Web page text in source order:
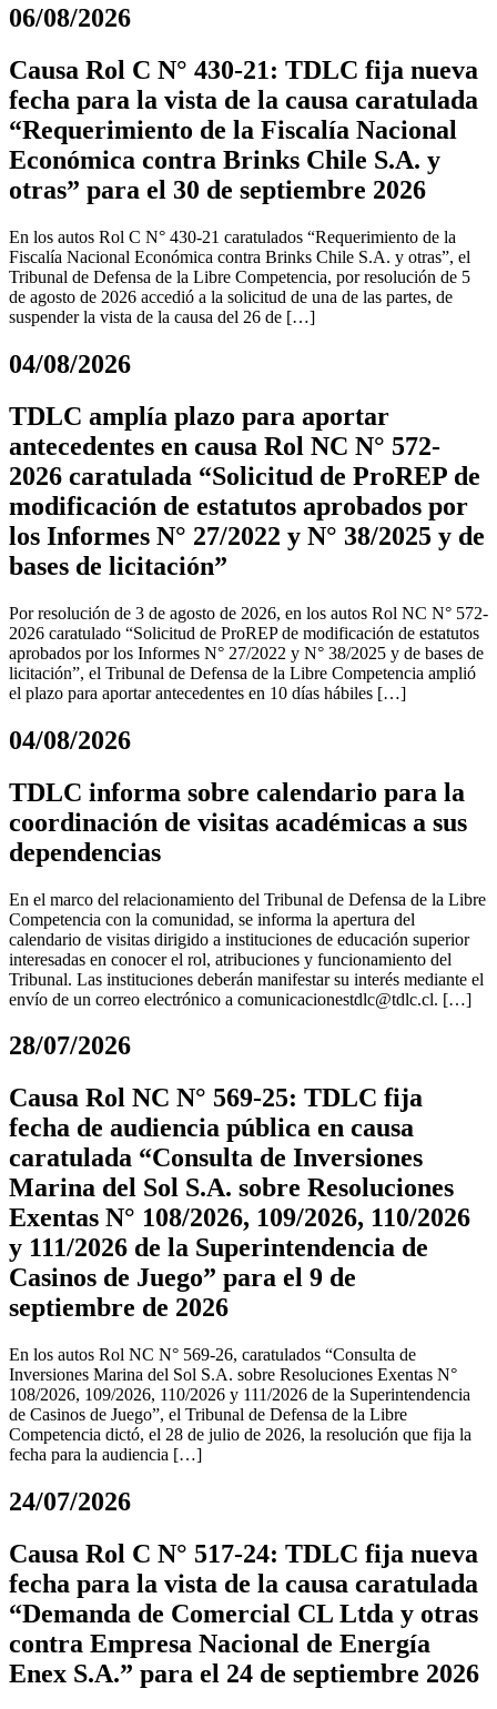
06/08/2026
Causa Rol C N° 430-21: TDLC fija nueva
fecha para la vista de la causa caratulada
“Requerimiento de la Fiscalía Nacional
Económica contra Brinks Chile S.A. y
otras” para el 30 de septiembre 2026
En los autos Rol C N° 430-21 caratulados “Requerimiento de la
Fiscalía Nacional Económica contra Brinks Chile S.A. y otras”, el
Tribunal de Defensa de la Libre Competencia, por resolución de 5
de agosto de 2026 accedió a la solicitud de una de las partes, de
suspender la vista de la causa del 26 de […]
04/08/2026
TDLC amplía plazo para aportar
antecedentes en causa Rol NC N° 572-
2026 caratulada “Solicitud de ProREP de
modificación de estatutos aprobados por
los Informes N° 27/2022 y N° 38/2025 y de
bases de licitación”
Por resolución de 3 de agosto de 2026, en los autos Rol NC N° 572-
2026 caratulado “Solicitud de ProREP de modificación de estatutos
aprobados por los Informes N° 27/2022 y N° 38/2025 y de bases de
licitación”, el Tribunal de Defensa de la Libre Competencia amplió
el plazo para aportar antecedentes en 10 días hábiles […]
04/08/2026
TDLC informa sobre calendario para la
coordinación de visitas académicas a sus
dependencias
En el marco del relacionamiento del Tribunal de Defensa de la Libre
Competencia con la comunidad, se informa la apertura del
calendario de visitas dirigido a instituciones de educación superior
interesadas en conocer el rol, atribuciones y funcionamiento del
Tribunal. Las instituciones deberán manifestar su interés mediante el
envío de un correo electrónico a comunicacionestdlc@tdlc.cl. […]
28/07/2026
Causa Rol NC N° 569-25: TDLC fija
fecha de audiencia pública en causa
caratulada “Consulta de Inversiones
Marina del Sol S.A. sobre Resoluciones
Exentas N° 108/2026, 109/2026, 110/2026
y 111/2026 de la Superintendencia de
Casinos de Juego” para el 9 de
septiembre de 2026
En los autos Rol NC N° 569-26, caratulados “Consulta de
Inversiones Marina del Sol S.A. sobre Resoluciones Exentas N°
108/2026, 109/2026, 110/2026 y 111/2026 de la Superintendencia
de Casinos de Juego”, el Tribunal de Defensa de la Libre
Competencia dictó, el 28 de julio de 2026, la resolución que fija la
fecha para la audiencia […]
24/07/2026
Causa Rol C N° 517-24: TDLC fija nueva
fecha para la vista de la causa caratulada
“Demanda de Comercial CL Ltda y otras
contra Empresa Nacional de Energía
Enex S.A.” para el 24 de septiembre 2026